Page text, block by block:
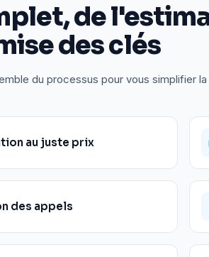
de
des clés
du processus pour vous simplifier la
au juste prix
des appels